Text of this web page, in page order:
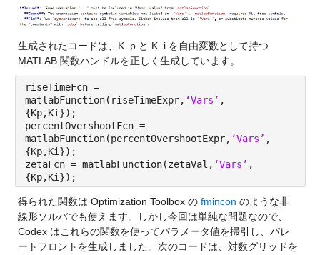
生成されたコードは、K_p と K_i を自由変数として持つ
MATLAB 関数ハンドルを正しく生成しています。
riseTimeFcn =
matlabFunction(riseTimeExpr, ‘Vars’ ,
{Kp,Ki});
percentOvershootFcn =
matlabFunction(percentOvershootExpr, ‘Vars’ ,
{Kp,Ki});
zetaFcn = matlabFunction(zetaVal, ‘Vars’ ,
{Kp,Ki});
得られた関数は Optimization Toolbox の fmincon のような非
線形ソルバでも使えます。しかし今回は単純な問題なので、
Codex はこれらの関数を使ってパラメータ値を掃引し、パレ
ートフロントを生成しました。次のコードは、対数グリッドを